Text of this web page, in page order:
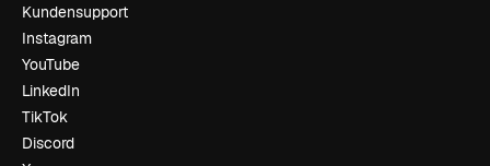
Kundensupport
Instagram
YouTube
LinkedIn
TikTok
Discord